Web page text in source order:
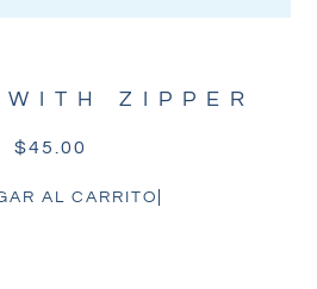
ZIPPER
$45.00
AL CARRITO